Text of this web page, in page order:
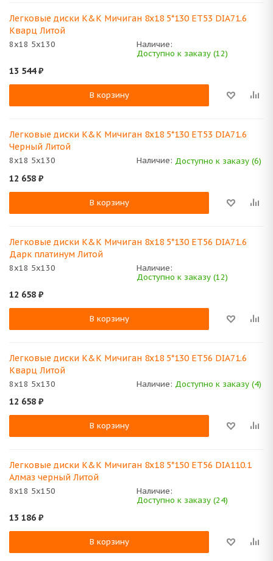
Легковые диски K&K Мичиган 8x18 5*130 ET53 DIA71.6
Кварц Литой
8x18 5x130
Наличие:
Доступно к заказу (12)
13 544₽
В корзину
Легковые диски K&K Мичиган 8x18 5*130 ET53 DIA71.6
Черный Литой
8x18 5x130 Наличие: Доступно к заказу (6)
12 658 ₽
В корзину
Легковые диски K&K Мичиган 8x18 5*130 ET56 DIA71.6
Дарк платинум Литой
8x18 5x130
Наличие:
Доступно к заказу (12)
12 658 ₽
В корзину
Легковые диски K&K Мичиган 8x18 5*130 ET56 DIA71.6
Кварц Литой
8x18 5x130 Наличие: Доступно к заказу (4)
12 658 ₽
В корзину
Легковые диски K&K Мичиган 8x18 5*150 ET56 DIA110.1
Алмаз черный Литой
8x18 5x150
Наличие:
Доступно к заказу (24)
13 186 ₽
В корзину